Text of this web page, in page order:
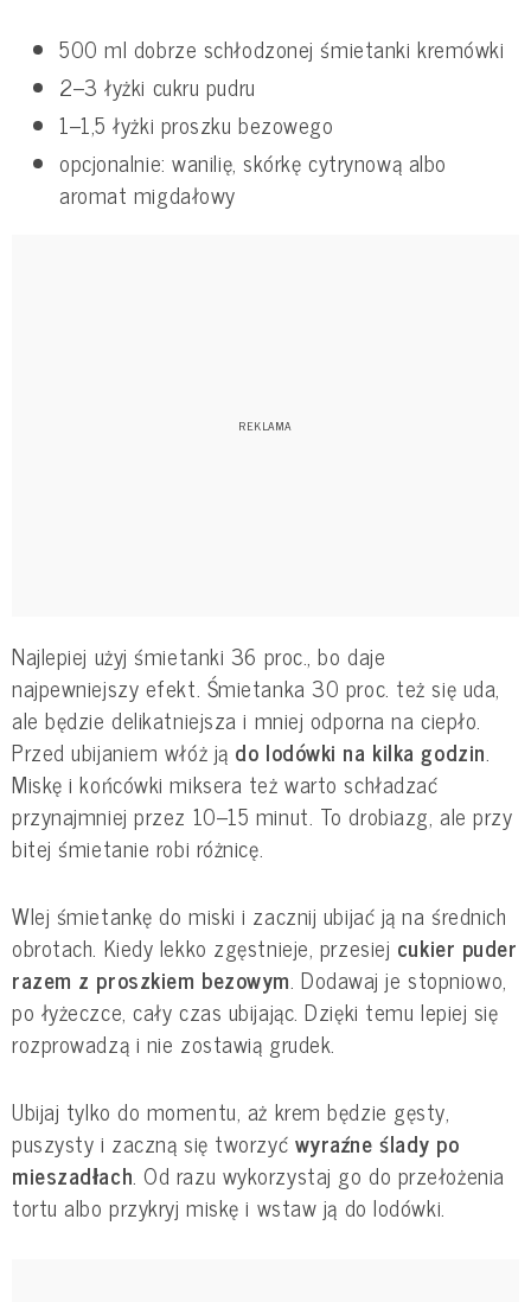
500 ml dobrze schłodzonej śmietanki kremówki
2–3 łyżki cukru pudru
1–1,5 łyżki proszku bezowego
opcjonalnie: wanilię, skórkę cytrynową albo
aromat migdałowy
Najlepiej użyj śmietanki 36 proc., bo daje
najpewniejszy efekt. Śmietanka 30 proc. też się uda,
ale będzie delikatniejsza i mniej odporna na ciepło.
Przed ubijaniem włóż ją do lodówki na kilka godzin.
Miskę i końcówki miksera też warto schładzać
przynajmniej przez 10–15 minut. To drobiazg, ale przy
bitej śmietanie robi różnicę.
Wlej śmietankę do miski i zacznij ubijać ją na średnich
obrotach. Kiedy lekko zgęstnieje, przesiej cukier puder
razem z proszkiem bezowym. Dodawaj je stopniowo,
po łyżeczce, cały czas ubijając. Dzięki temu lepiej się
rozprowadzą i nie zostawią grudek.
Ubijaj tylko do momentu, aż krem będzie gęsty,
puszysty i zaczną się tworzyć wyraźne ślady po
mieszadłach. Od razu wykorzystaj go do przełożenia
tortu albo przykryj miskę i wstaw ją do lodówki.